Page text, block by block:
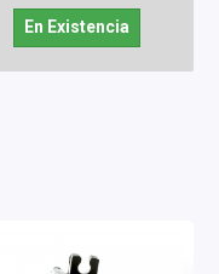
En Existencia